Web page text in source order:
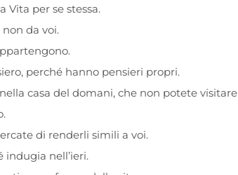
Vita per se stessa.
da voi.
perché hanno pensieri propri.
casa del domani, che non potete visitare
di renderli simili a voi.
nell’ieri.